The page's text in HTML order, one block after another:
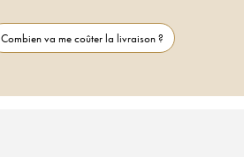
Combien va me coûter la livraison ?